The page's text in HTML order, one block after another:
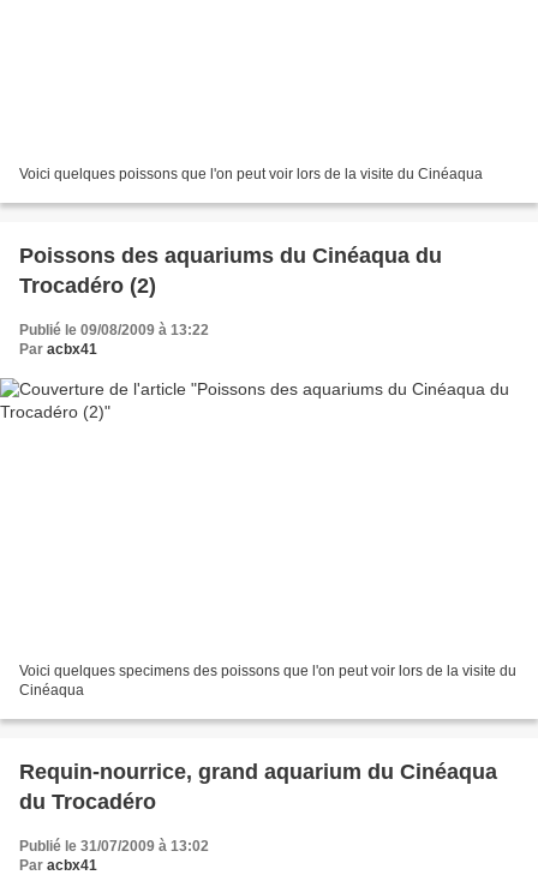
Voici quelques poissons que l'on peut voir lors de la visite du Cinéaqua
Poissons des aquariums du Cinéaqua du
Trocadéro (2)
Publié le 09/08/2009 à 13:22
Par acbx41
Voici quelques specimens des poissons que l'on peut voir lors de la visite du
Cinéaqua
Requin-nourrice, grand aquarium du Cinéaqua
du Trocadéro
Publié le 31/07/2009 à 13:02
Par acbx41